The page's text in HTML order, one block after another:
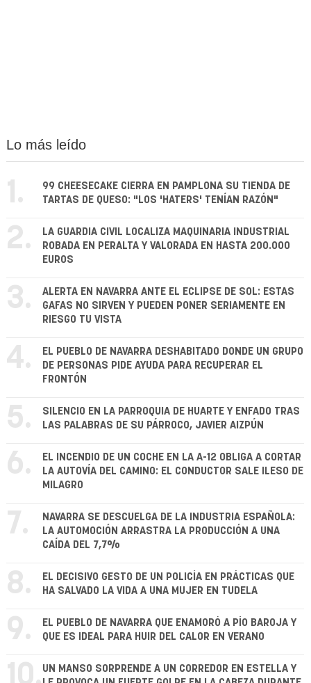
Lo más leído
1.
99 CHEESECAKE CIERRA EN PAMPLONA SU TIENDA DE
TARTAS DE QUESO: "LOS 'HATERS' TENÍAN RAZÓN"
2.
LA GUARDIA CIVIL LOCALIZA MAQUINARIA INDUSTRIAL
ROBADA EN PERALTA Y VALORADA EN HASTA 200.000
EUROS
3.
ALERTA EN NAVARRA ANTE EL ECLIPSE DE SOL: ESTAS
GAFAS NO SIRVEN Y PUEDEN PONER SERIAMENTE EN
RIESGO TU VISTA
4.
EL PUEBLO DE NAVARRA DESHABITADO DONDE UN GRUPO
DE PERSONAS PIDE AYUDA PARA RECUPERAR EL
FRONTÓN
5.
SILENCIO EN LA PARROQUIA DE HUARTE Y ENFADO TRAS
LAS PALABRAS DE SU PÁRROCO, JAVIER AIZPÚN
6.
EL INCENDIO DE UN COCHE EN LA A-12 OBLIGA A CORTAR
LA AUTOVÍA DEL CAMINO: EL CONDUCTOR SALE ILESO DE
MILAGRO
7.
NAVARRA SE DESCUELGA DE LA INDUSTRIA ESPAÑOLA:
LA AUTOMOCIÓN ARRASTRA LA PRODUCCIÓN A UNA
CAÍDA DEL 7,7%
8.
EL DECISIVO GESTO DE UN POLICÍA EN PRÁCTICAS QUE
HA SALVADO LA VIDA A UNA MUJER EN TUDELA
9.
EL PUEBLO DE NAVARRA QUE ENAMORÓ A PÍO BAROJA Y
QUE ES IDEAL PARA HUIR DEL CALOR EN VERANO
10. UN MANSO SORPRENDE A UN CORREDOR EN ESTELLA Y